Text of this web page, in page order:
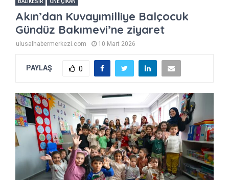
BALIKESİR ÖNE ÇIKAN
Akın’dan Kuvayımilliye Balçocuk
Gündüz Bakımevi’ne ziyaret
ulusalhabermerkezi.com 10 Mart 2026
PAYLAŞ 0